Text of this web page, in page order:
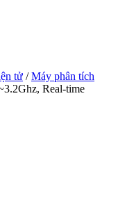
tử /Máy phân tích
Real-time